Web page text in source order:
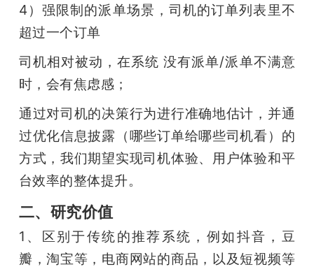
4）强限制的派单场景，司机的订单列表里不
超过一个订单
司机相对被动，在系统 没有派单/派单不满意
时，会有焦虑感；
通过对司机的决策行为进行准确地估计，并通
过优化信息披露（哪些订单给哪些司机看）的
方式，我们期望实现司机体验、用户体验和平
台效率的整体提升。
二、研究价值
1、区别于传统的推荐系统，例如抖音，豆
瓣，淘宝等，电商网站的商品，以及短视频等